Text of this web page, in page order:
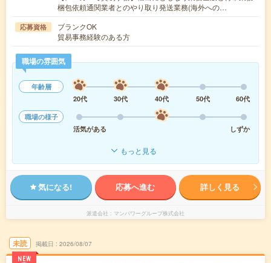
梱包依頼通関業者とのやり取り発送業務(海外への…
応募資格
ブランクOK
貿易事務経験のある方
職場の雰囲気
年齢層
20代
30代 40代 50代
60代
職場の様子
活気がある
しずか
もっと見る
気になる! 応募へ進む 詳しく見る
派遣会社 マンパワーグループ株式会社
未読
NEW
掲載日 2026/08/07